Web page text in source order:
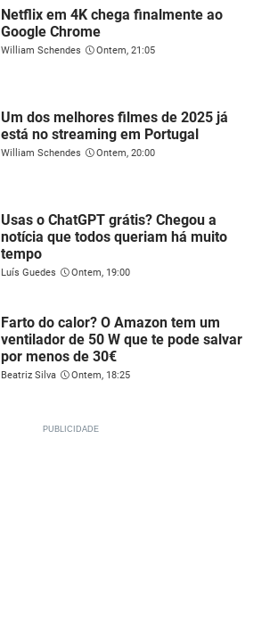
Netflix em 4K chega finalmente ao
Google Chrome
William Schendes Ontem, 21:05
Um dos melhores filmes de 2025 já
está no streaming em Portugal
William Schendes Ontem, 20:00
Usas o ChatGPT grátis? Chegou a
notícia que todos queriam há muito
tempo
Luís Guedes Ontem, 19:00
Farto do calor? O Amazon tem um
ventilador de 50 W que te pode salvar
por menos de 30€
Beatriz Silva Ontem, 18:25